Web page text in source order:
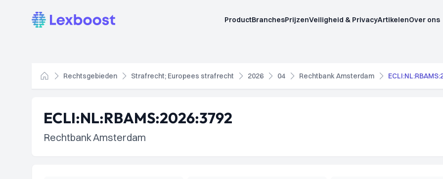
Lexboost ProductBranchesPrijzenVeiligheid & PrivacyArtikelenOver ons
Home
Rechtsgebieden Strafrecht; Europees strafrecht 2026 04 Rechtbank Amsterdam
ECLI:NL:RBAMS:2026:3792
Rechtbank Amsterdam